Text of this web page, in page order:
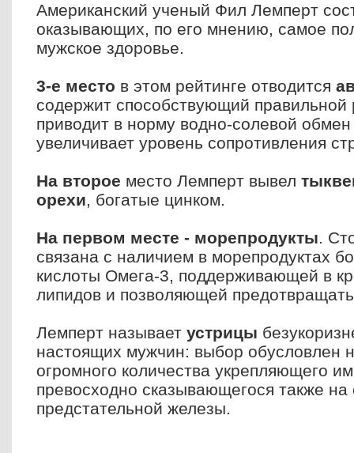
Американский ученый Фил Лемперт
оказывающих, по его мнению, самое
мужское здоровье.
3-е место в этом рейтинге отводится
содержит способствующий правильной
приводит в норму водно-солевой
увеличивает уровень сопротивления
На второе место Лемперт вывел
орехи, богатые цинком.
На первом месте - морепродукты.
связана с наличием в морепродуктах
кислоты Омега-3, поддерживающей в
липидов и позволяющей предотвращать
Лемперт называет устрицы
настоящих мужчин: выбор обусловлен
огромного количества укрепляющего
превосходно сказывающегося также на
предстательной железы.